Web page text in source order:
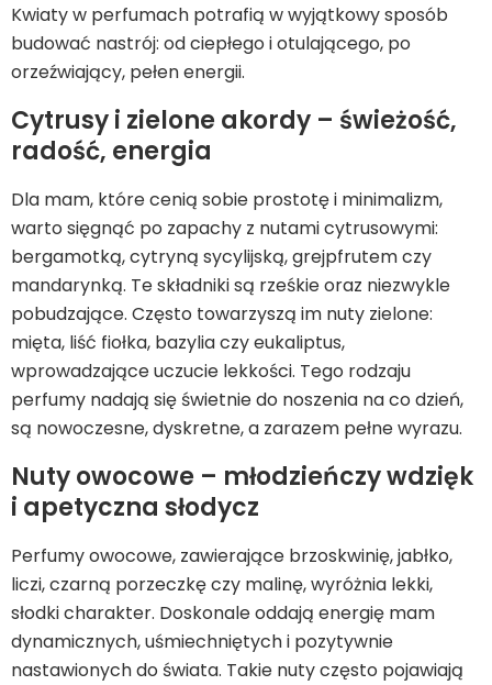
Kwiaty w perfumach potrafią w wyjątkowy sposób
budować nastrój: od ciepłego i otulającego, po
orzeźwiający, pełen energii.
Cytrusy i zielone akordy – świeżość,
radość, energia
Dla mam, które cenią sobie prostotę i minimalizm,
warto sięgnąć po zapachy z nutami cytrusowymi:
bergamotką, cytryną sycylijską, grejpfrutem czy
mandarynką. Te składniki są rześkie oraz niezwykle
pobudzające. Często towarzyszą im nuty zielone:
mięta, liść fiołka, bazylia czy eukaliptus,
wprowadzające uczucie lekkości. Tego rodzaju
perfumy nadają się świetnie do noszenia na co dzień,
są nowoczesne, dyskretne, a zarazem pełne wyrazu.
Nuty owocowe – młodzieńczy wdzięk
i apetyczna słodycz
Perfumy owocowe, zawierające brzoskwinię, jabłko,
liczi, czarną porzeczkę czy malinę, wyróżnia lekki,
słodki charakter. Doskonale oddają energię mam
dynamicznych, uśmiechniętych i pozytywnie
nastawionych do świata. Takie nuty często pojawiają